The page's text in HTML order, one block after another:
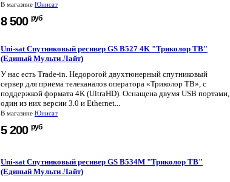
В магазине Юнисат
8 500 руб
Uni-sat Спутниковый ресивер GS B527 4K "Триколор ТВ"
(Единый Мульти Лайт)
У нас есть Trade-in. Недорогой двухтюнерный спутниковый
сервер для приема телеканалов оператора «Триколор ТВ», с
поддержкой формата 4K (UltraHD). Оснащена двумя USB портами,
один из них версии 3.0 и Ethernet...
В магазине Юнисат
5 200 руб
Uni-sat Спутниковый ресивер GS B534M "Триколор ТВ"
(Единый Мульти Лайт)